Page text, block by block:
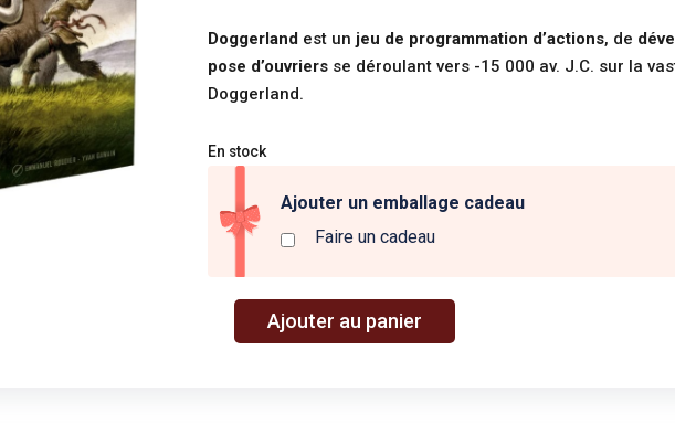
Doggerland est un jeu de programmation d’actions, de
pose d’ouvriers se déroulant vers -15 000 av. J.C. sur la
Doggerland.
En stock
Ajouter un emballage cadeau
Faire un cadeau
quantité
Ajouter au panier